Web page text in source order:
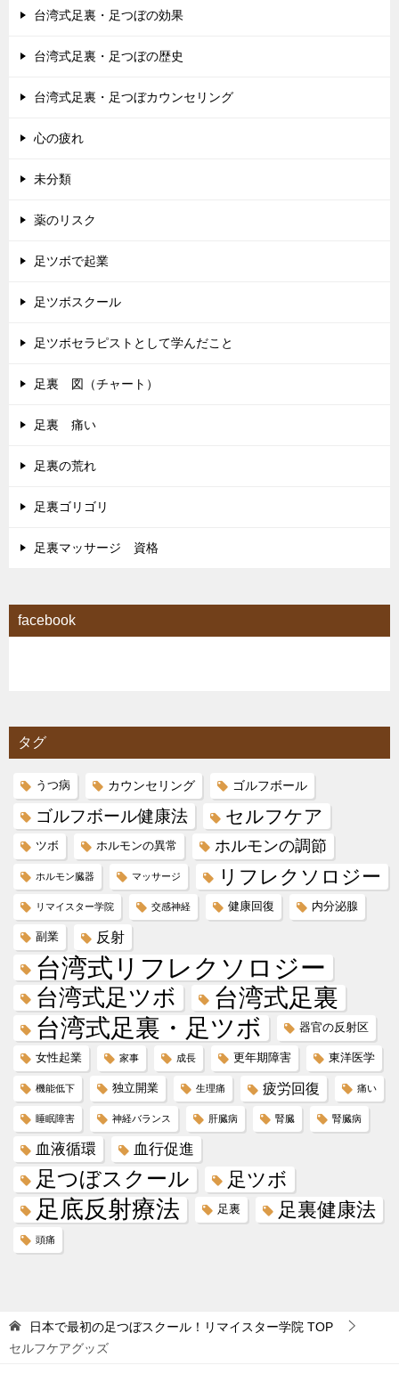
台湾式足裏・足つぼの効果
台湾式足裏・足つぼの歴史
台湾式足裏・足つぼカウンセリング
心の疲れ
未分類
薬のリスク
足ツボで起業
足ツボスクール
足ツボセラピストとして学んだこと
足裏 図（チャート）
足裏 痛い
足裏の荒れ
足裏ゴリゴリ
足裏マッサージ 資格
facebook
タグ
うつ病 カウンセリング ゴルフボール
ゴルフボール健康法 セルフケア
ツボ ホルモンの異常 ホルモンの調節
ホルモン臓器 マッサージ リフレクソロジー
リマイスター学院 交感神経 健康回復 内分泌腺
副業 反射
台湾式リフレクソロジー
台湾式足ツボ
台湾式足裏
台湾式足裏・足ツボ
器官の反射区
女性起業 家事 成長 更年期障害 東洋医学
機能低下 独立開業 生理痛 疲労回復 痛い
睡眠障害 神経バランス 肝臓病 腎臓 腎臓病
血液循環 血行促進
足つぼスクール 足ツボ
足底反射療法 足裏 足裏健康法
頭痛
日本で最初の足つぼスクール！リマイスター学院 TOP
セルフケアグッズ